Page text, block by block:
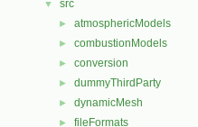
▼ src
► atmosphericModels
► combustionModels
► conversion
► dummyThirdParty
► dynamicMesh
► fileFormats